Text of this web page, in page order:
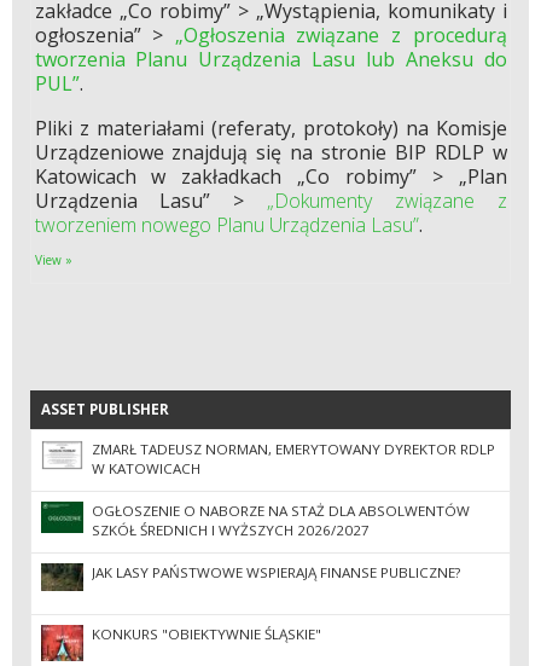
zakładce „Co robimy” > „Wystąpienia, komunikaty i
ogłoszenia” > „Ogłoszenia związane z procedurą
tworzenia Planu Urządzenia Lasu lub Aneksu do
PUL”.
Pliki z materiałami (referaty, protokoły) na Komisje
Urządzeniowe znajdują się na stronie BIP RDLP w
Katowicach w zakładkach „Co robimy” > „Plan
Urządzenia Lasu” > „Dokumenty związane z
tworzeniem nowego Planu Urządzenia Lasu”.
View »
ASSET PUBLISHER
ASSET PUBLISHER
ZMARŁ TADEUSZ NORMAN, EMERYTOWANY DYREKTOR RDLP
W KATOWICACH
OGŁOSZENIE O NABORZE NA STAŻ DLA ABSOLWENTÓW
SZKÓŁ ŚREDNICH I WYŻSZYCH 2026/2027
JAK LASY PAŃSTWOWE WSPIERAJĄ FINANSE PUBLICZNE?
KONKURS "OBIEKTYWNIE ŚLĄSKIE"